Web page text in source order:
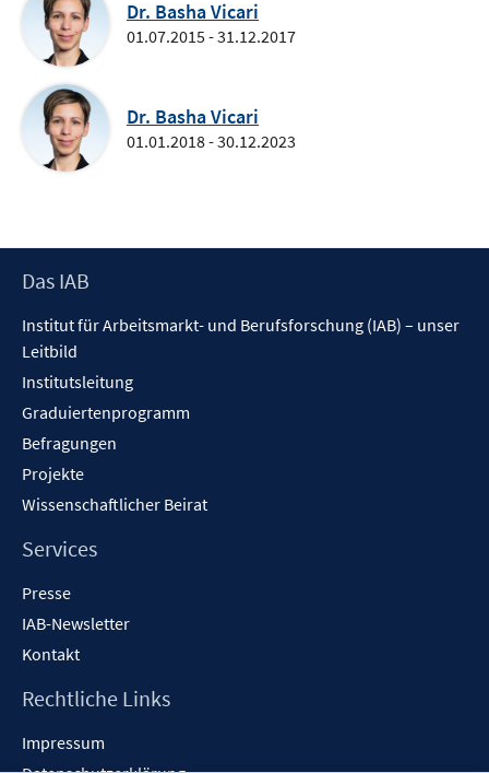
Dr. Basha Vicari
01.07.2015 - 31.12.2017
Dr. Basha Vicari
01.01.2018 - 30.12.2023
Footer
Das IAB
Institut für Arbeitsmarkt- und Berufsforschung (IAB) – unser
Leitbild
Institutsleitung
Graduiertenprogramm
Befragungen
Projekte
Wissenschaftlicher Beirat
Services
Presse
IAB-Newsletter
Kontakt
Rechtliche Links
Impressum